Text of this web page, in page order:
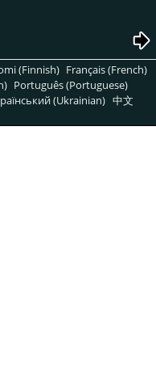
(Finnish) Français (French)
Português (Portuguese)
(Ukrainian) 中文